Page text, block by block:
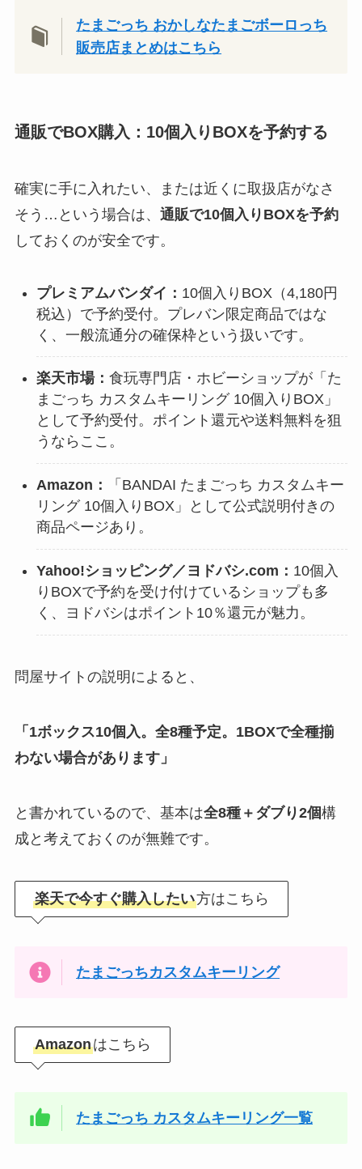
たまごっち おかしなたまごボーロっち
販売店まとめはこちら
通販でBOX購入：10個入りBOXを予約する
確実に手に入れたい、または近くに取扱店がなさ
そう…という場合は、 通販で10個入りBOXを予約
しておくのが安全です。
プレミアムバンダイ： 10個入りBOX（4,180円
税込）で予約受付。プレバン限定商品ではな
く、一般流通分の確保枠という扱いです。
楽天市場： 食玩専門店・ホビーショップが「た
まごっち カスタムキーリング 10個入りBOX」
として予約受付。ポイント還元や送料無料を狙
うならここ。
Amazon：
「BANDAI たまごっち カスタムキー
リング 10個入りBOX」として公式説明付きの
商品ページあり。
Yahoo!ショッピング／ヨドバシ.com： 10個入
りBOXで予約を受け付けているショップも多
く、ヨドバシはポイント10％還元が魅力。
問屋サイトの説明によると、
「1ボックス10個入。全8種予定。1BOXで全種揃
わない場合があります」
と書かれているので、基本は全8種＋ダブり2個構
成と考えておくのが無難です。
楽天で今すぐ購入したい方はこちら
たまごっちカスタムキーリング
Amazonはこちら
たまごっち カスタムキーリング一覧